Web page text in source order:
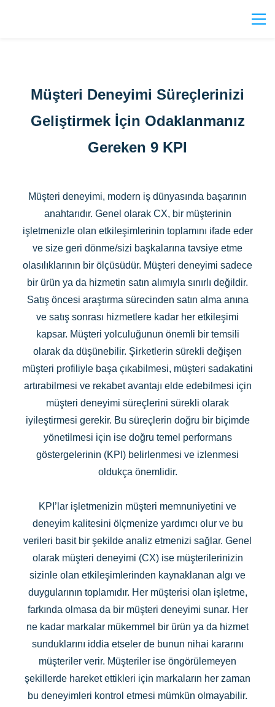
Müşteri Deneyimi Süreçlerinizi
Geliştirmek İçin Odaklanmanız
Gereken 9 KPI
Müşteri deneyimi, modern iş dünyasında başarının
anahtarıdır. Genel olarak CX, bir müşterinin
işletmenizle olan etkileşimlerinin toplamını ifade eder
ve size geri dönme/sizi başkalarına tavsiye etme
olasılıklarının bir ölçüsüdür. Müşteri deneyimi sadece
bir ürün ya da hizmetin satın alımıyla sınırlı değildir.
Satış öncesi araştırma sürecinden satın alma anına
ve satış sonrası hizmetlere kadar her etkileşimi
kapsar. Müşteri yolculuğunun önemli bir temsili
olarak da düşünebilir. Şirketlerin sürekli değişen
müşteri profiliyle başa çıkabilmesi, müşteri sadakatini
artırabilmesi ve rekabet avantajı elde edebilmesi için
müşteri deneyimi süreçlerini sürekli olarak
iyileştirmesi gerekir. Bu süreçlerin doğru bir biçimde
yönetilmesi için ise doğru temel performans
göstergelerinin (KPI) belirlenmesi ve izlenmesi
oldukça önemlidir.
KPI’lar işletmenizin müşteri memnuniyetini ve
deneyim kalitesini ölçmenize yardımcı olur ve bu
verileri basit bir şekilde analiz etmenizi sağlar. Genel
olarak müşteri deneyimi (CX) ise müşterilerinizin
sizinle olan etkileşimlerinden kaynaklanan algı ve
duygularının toplamıdır. Her müşterisi olan işletme,
farkında olmasa da bir müşteri deneyimi sunar. Her
ne kadar markalar mükemmel bir ürün ya da hizmet
sunduklarını iddia etseler de bunun nihai kararını
müşteriler verir. Müşteriler ise öngörülemeyen
şekillerde hareket ettikleri için markaların her zaman
bu deneyimleri kontrol etmesi mümkün olmayabilir.